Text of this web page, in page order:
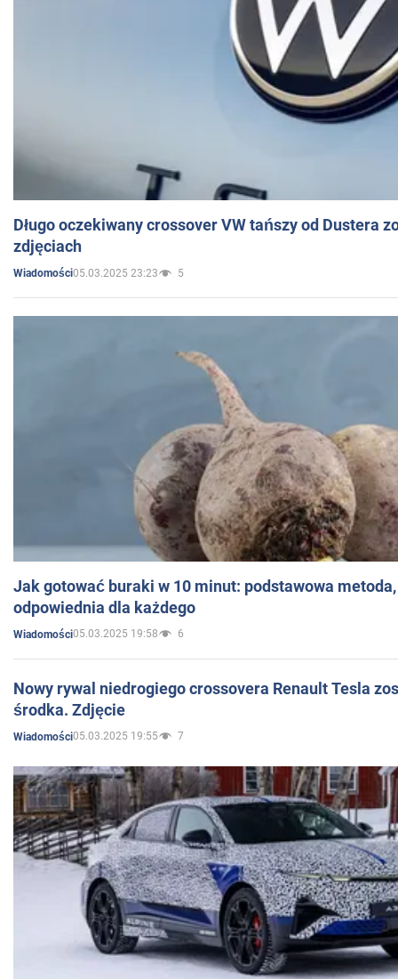
Długo oczekiwany crossover VW tańszy od Dustera
zdjęciach
Wiadomości05.03.2025 23:23 5
Jak gotować buraki w 10 minut: podstawowa
odpowiednia dla każdego
Wiadomości05.03.2025 19:58 6
Nowy rywal niedrogiego crossovera Renault Tesla
środka. Zdjęcie
Wiadomości05.03.2025 19:55 7